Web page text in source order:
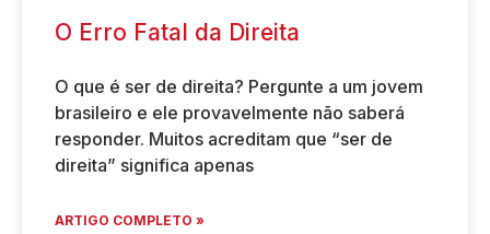
O Erro Fatal da Direita
O que é ser de direita? Pergunte a um jovem
brasileiro e ele provavelmente não saberá
responder. Muitos acreditam que “ser de
direita” significa apenas
ARTIGO COMPLETO »